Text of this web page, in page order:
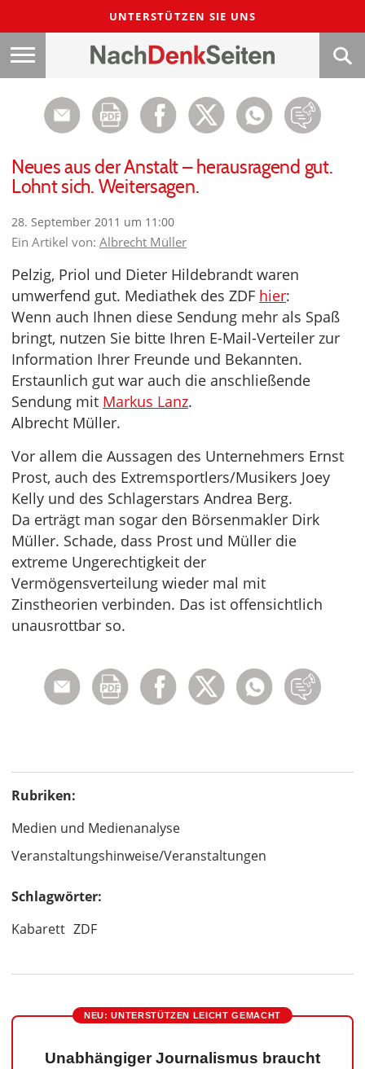
UNTERSTÜTZEN SIE UNS
Neues aus der Anstalt – herausragend gut.
Lohnt sich. Weitersagen.
28. September 2011 um 11:00
Ein Artikel von: Albrecht Müller
Pelzig, Priol und Dieter Hildebrandt waren
umwerfend gut. Mediathek des ZDF hier:
Wenn auch Ihnen diese Sendung mehr als Spaß
bringt, nutzen Sie bitte Ihren E-Mail-Verteiler zur
Information Ihrer Freunde und Bekannten.
Erstaunlich gut war auch die anschließende
Sendung mit Markus Lanz.
Albrecht Müller.
Vor allem die Aussagen des Unternehmers Ernst
Prost, auch des Extremsportlers/Musikers Joey
Kelly und des Schlagerstars Andrea Berg.
Da erträgt man sogar den Börsenmakler Dirk
Müller. Schade, dass Prost und Müller die
extreme Ungerechtigkeit der
Vermögensverteilung wieder mal mit
Zinstheorien verbinden. Das ist offensichtlich
unausrottbar so.
Rubriken:
Medien und Medienanalyse
Veranstaltungshinweise/Veranstaltungen
Schlagwörter:
Kabarett ZDF
NEU: UNTERSTÜTZEN LEICHT GEMACHT
Unabhängiger Journalismus braucht